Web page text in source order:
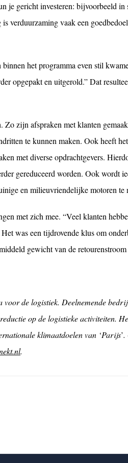
je gericht investeren: bijvoorbeeld in
verduurzaming vaak een
het programma even stil
opgepakt en uitgerold.” Dat
Zo zijn afspraken met klanten
te kunnen maken. Ook heeft
met diverse opdrachtgevers.
gereduceerd worden. Ook wordt
en milieuvriendelijke motoren te
met zich mee. “Veel klanten
was een tijdrovende klus om
gewicht van de
de logistiek. Deelnemende
op de logistieke activiteiten.
klimaatdoelen van ‘Parijs’.
.